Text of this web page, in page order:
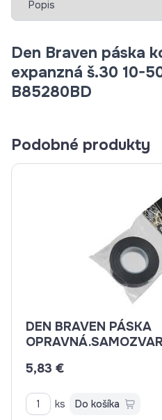
Den Braven páska
expanzná š.30 10-
B85280BD
Podobné produkty
DEN BRAVEN PÁSKA
5,83 €
ks Do košíka